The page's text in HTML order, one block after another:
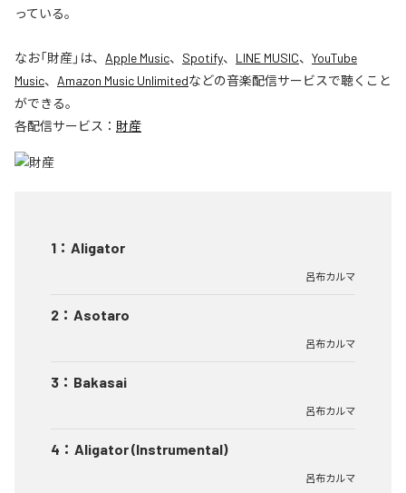
っている。
なお「財産」は、 Apple Music、 Spotify、 LINE MUSIC、 YouTube
Music、 Amazon Music Unlimitedなどの音楽配信サービスで聴くこと
ができる。
各配信サービス： 財産
1 ： Aligator
呂布カルマ
2 ： Asotaro
呂布カルマ
3 ： Bakasai
呂布カルマ
4 ： Aligator (Instrumental)
呂布カルマ